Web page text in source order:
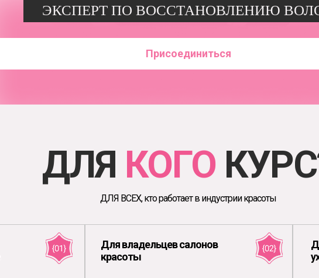
Присоединиться
ЭКСПЕРТ ПО ВОССТАНОВЛЕНИЮ
ДЛЯ КОГО
ДЛЯ ВСЕХ, кто работает в индустрии красоты
Для владельцев салонов
красоты